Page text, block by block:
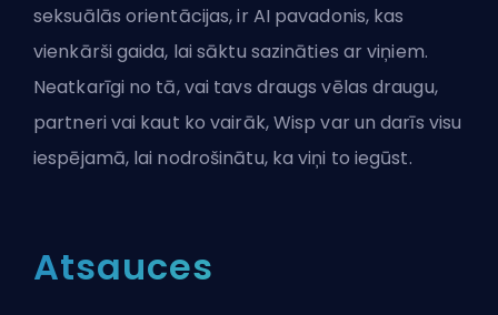
seksuālās orientācijas, ir AI pavadonis, kas
vienkārši gaida, lai sāktu sazināties ar viņiem.
Neatkarīgi no tā, vai tavs draugs vēlas draugu,
partneri vai kaut ko vairāk, Wisp var un darīs visu
iespējamā, lai nodrošinātu, ka viņi to iegūst.
Atsauces